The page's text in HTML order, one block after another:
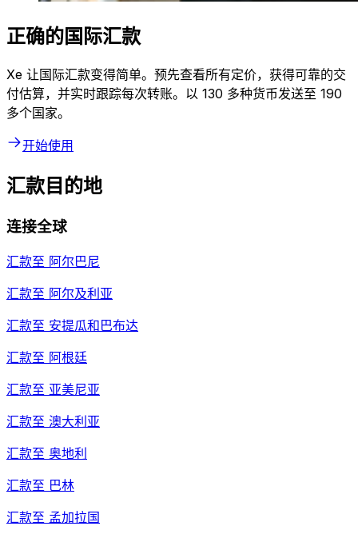
正确的国际汇款
Xe 让国际汇款变得简单。预先查看所有定价，获得可靠的交
付估算，并实时跟踪每次转账。以 130 多种货币发送至 190
多个国家。
开始使用
汇款目的地
连接全球
汇款至 阿尔巴尼
汇款至 阿尔及利亚
汇款至 安提瓜和巴布达
汇款至 阿根廷
汇款至 亚美尼亚
汇款至 澳大利亚
汇款至 奥地利
汇款至 巴林
汇款至 孟加拉国